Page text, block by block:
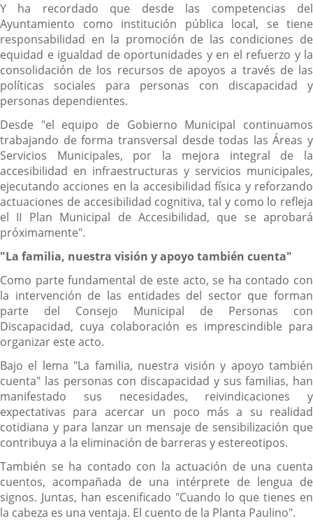
Y ha recordado que desde las competencias del
Ayuntamiento como institución pública local, se tiene
responsabilidad en la promoción de las condiciones de
equidad e igualdad de oportunidades y en el refuerzo y la
consolidación de los recursos de apoyos a través de las
políticas sociales para personas con discapacidad y
personas dependientes.
Desde "el equipo de Gobierno Municipal continuamos
trabajando de forma transversal desde todas las Áreas y
Servicios Municipales, por la mejora integral de la
accesibilidad en infraestructuras y servicios municipales,
ejecutando acciones en la accesibilidad física y reforzando
actuaciones de accesibilidad cognitiva, tal y como lo refleja
el II Plan Municipal de Accesibilidad, que se aprobará
próximamente".
"La familia, nuestra visión y apoyo también cuenta"
Como parte fundamental de este acto, se ha contado con
la intervención de las entidades del sector que forman
parte del Consejo Municipal de Personas con
Discapacidad, cuya colaboración es imprescindible para
organizar este acto.
Bajo el lema "La familia, nuestra visión y apoyo también
cuenta" las personas con discapacidad y sus familias, han
manifestado sus necesidades, reivindicaciones y
expectativas para acercar un poco más a su realidad
cotidiana y para lanzar un mensaje de sensibilización que
contribuya a la eliminación de barreras y estereotipos.
También se ha contado con la actuación de una cuenta
cuentos, acompañada de una intérprete de lengua de
signos. Juntas, han escenificado "Cuando lo que tienes en
la cabeza es una ventaja. El cuento de la Planta Paulino".